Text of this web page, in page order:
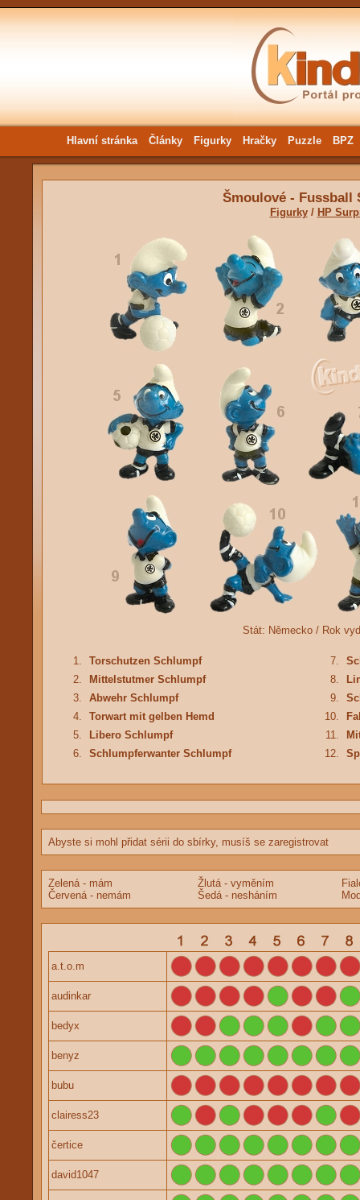
Hlavní stránka Články Figurky Hračky Puzzle BPZ
Šmoulové - Fussball
Figurky/ HP
Stát: Německo / Rok
1. Torschutzen Schlumpf 7.
2.
Mittelstutmer Schlumpf 8.
3.
Abwehr Schlumpf 9.
4.
Torwart mit gelben Hemd 10.
5.
Libero Schlumpf 11.
6.
Schlumpferwanter Schlumpf 12.
Abyste si mohl přidat sérii do sbírky, musíš se zaregistrovat
Zelená - mám
Červená - nemám
Žlutá - vyměním
Šedá - nesháním
a.t.o.m
audinkar
bedyx
benyz
bubu
clairess23
čertice
david1047